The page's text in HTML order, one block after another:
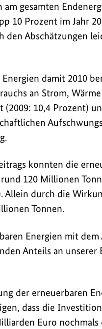
gesamten
10 Prozent im Jahr
Abschätzungen
damit 2010
an Strom,
10,4 Prozent)
konnten die
120 Millionen
Allein durch die
Tonnen.
Energien mit
Anteils an
der erneuerbaren
dass die
Euro